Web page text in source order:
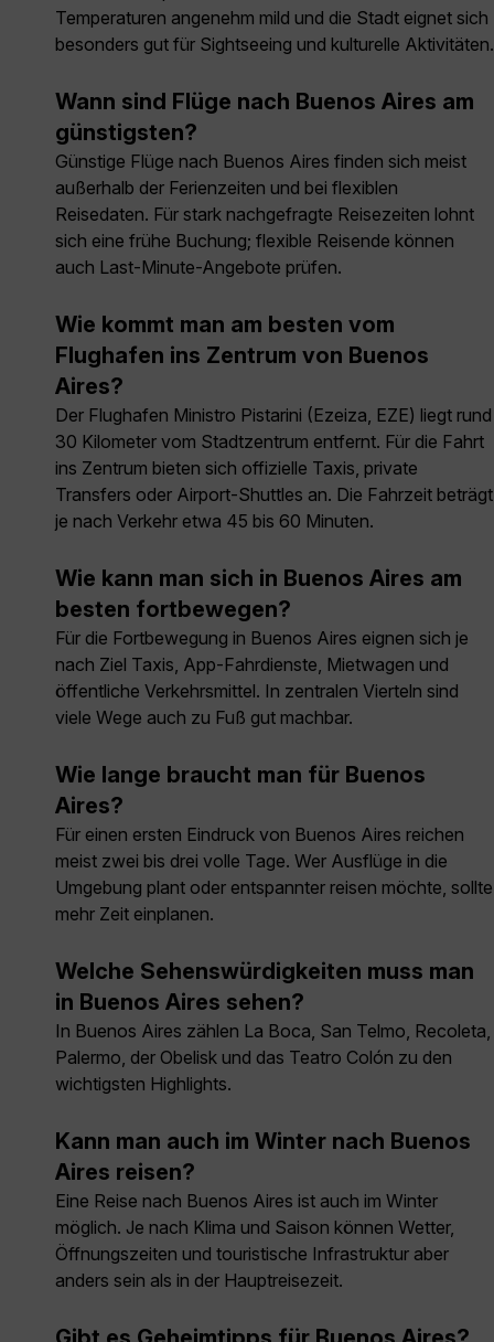
Temperaturen angenehm mild und die Stadt eignet sich
besonders gut für Sightseeing und kulturelle Aktivitäten.
Wann sind Flüge nach Buenos Aires am
günstigsten?
Günstige Flüge nach Buenos Aires finden sich meist
außerhalb der Ferienzeiten und bei flexiblen
Reisedaten. Für stark nachgefragte Reisezeiten lohnt
sich eine frühe Buchung; flexible Reisende können
auch Last-Minute-Angebote prüfen.
Wie kommt man am besten vom
Flughafen ins Zentrum von Buenos
Aires?
Der Flughafen Ministro Pistarini (Ezeiza, EZE) liegt rund
30 Kilometer vom Stadtzentrum entfernt. Für die Fahrt
ins Zentrum bieten sich offizielle Taxis, private
Transfers oder Airport-Shuttles an. Die Fahrzeit beträgt
je nach Verkehr etwa 45 bis 60 Minuten.
Wie kann man sich in Buenos Aires am
besten fortbewegen?
Für die Fortbewegung in Buenos Aires eignen sich je
nach Ziel Taxis, App-Fahrdienste, Mietwagen und
öffentliche Verkehrsmittel. In zentralen Vierteln sind
viele Wege auch zu Fuß gut machbar.
Wie lange braucht man für Buenos
Aires?
Für einen ersten Eindruck von Buenos Aires reichen
meist zwei bis drei volle Tage. Wer Ausflüge in die
Umgebung plant oder entspannter reisen möchte, sollte
mehr Zeit einplanen.
Welche Sehenswürdigkeiten muss man
in Buenos Aires sehen?
In Buenos Aires zählen La Boca, San Telmo, Recoleta,
Palermo, der Obelisk und das Teatro Colón zu den
wichtigsten Highlights.
Kann man auch im Winter nach Buenos
Aires reisen?
Eine Reise nach Buenos Aires ist auch im Winter
möglich. Je nach Klima und Saison können Wetter,
Öffnungszeiten und touristische Infrastruktur aber
anders sein als in der Hauptreisezeit.